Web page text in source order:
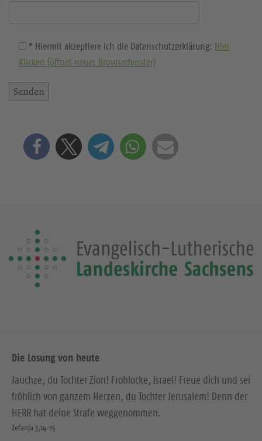
* Hiermit akzeptiere ich die Datenschutzerklärung: Hier
Klicken (öffnet neues Browserfenster)
Die Losung von heute
Jauchze, du Tochter Zion! Frohlocke, Israel! Freue dich und sei
fröhlich von ganzem Herzen, du Tochter Jerusalem! Denn der
HERR hat deine Strafe weggenommen.
Zefanja 3,14-15